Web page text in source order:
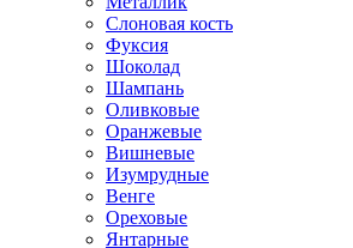
Слоновая кость
Фуксия
Шоколад
Шампань
Оливковые
Оранжевые
Вишневые
Изумрудные
Венге
Ореховые
Янтарные